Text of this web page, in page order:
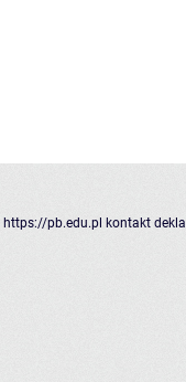
https://pb.edu.pl kontakt